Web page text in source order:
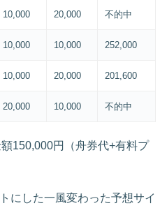
10,000 20,000 不的中
10,000 10,000 252,000
10,000 20,000 201,600
20,000 10,000 不的中
150,000円（舟券代+有料プ
にした一風変わった予想サイ